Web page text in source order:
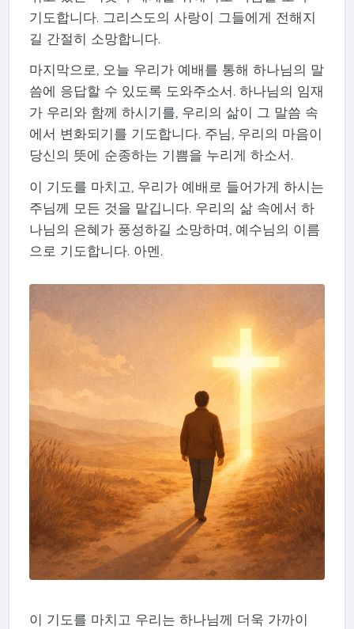
기도합니다. 그리스도의 사랑이 그들에게 전해지
길 간절히 소망합니다.
마지막으로, 오늘 우리가 예배를 통해 하나님의 말
씀에 응답할 수 있도록 도와주소서. 하나님의 임재
가 우리와 함께 하시기를, 우리의 삶이 그 말씀 속
에서 변화되기를 기도합니다. 주님, 우리의 마음이
당신의 뜻에 순종하는 기쁨을 누리게 하소서.
이 기도를 마치고, 우리가 예배로 들어가게 하시는
주님께 모든 것을 맡깁니다. 우리의 삶 속에서 하
나님의 은혜가 풍성하길 소망하며, 예수님의 이름
으로 기도합니다. 아멘.
이 기도를 마치고 우리는 하나님께 더욱 가까이